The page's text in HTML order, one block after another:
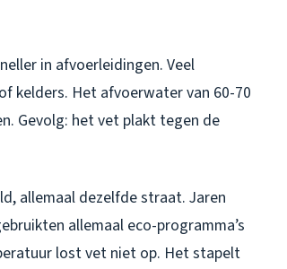
in afvoerleidingen. Veel
kelders. Het afvoerwater van 60-70
Gevolg: het vet plakt tegen de
allemaal dezelfde straat. Jaren
allemaal eco-programma’s
lost vet niet op. Het stapelt